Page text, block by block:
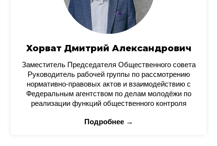
Хорват Дмитрий Александрович
Заместитель Председателя Общественного совета
Руководитель рабочей группы по рассмотрению
нормативно-правовых актов и взаимодействию с
Федеральным агентством по делам молодёжи по
реализации функций общественного контроля
Подробнее →